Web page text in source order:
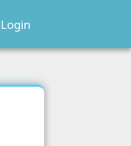
Login